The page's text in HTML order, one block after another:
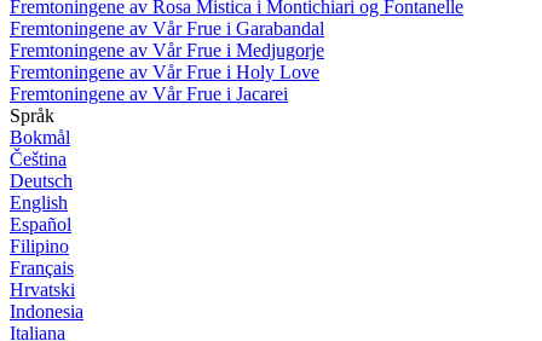
Fremtoningene av Rosa Mistica i Montichiari og Fontanelle
Fremtoningene av Vår Frue i Garabandal
Fremtoningene av Vår Frue i Medjugorje
Fremtoningene av Vår Frue i Holy Love
Fremtoningene av Vår Frue i Jacarei
Språk
Bokmål
Čeština
Deutsch
English
Español
Filipino
Français
Hrvatski
Indonesia
Italiana